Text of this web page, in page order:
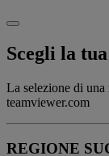
Scegli la
La selezione di
teamviewer.com
REGIONE